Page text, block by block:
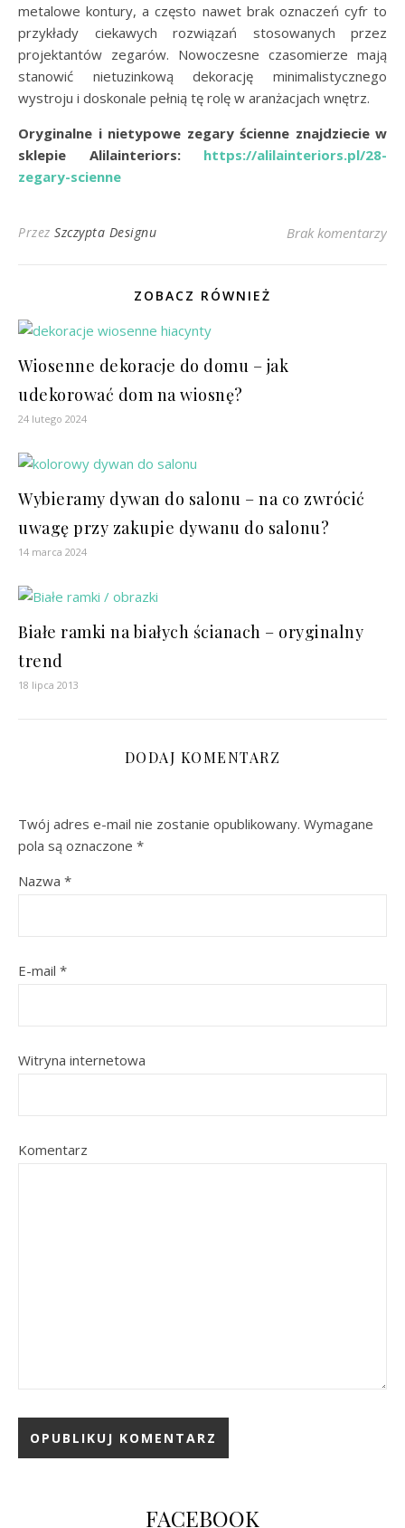
metalowe kontury, a często nawet brak oznaczeń cyfr to
przykłady ciekawych rozwiązań stosowanych przez
projektantów zegarów. Nowoczesne czasomierze mają
stanowić nietuzinkową dekorację minimalistycznego
wystroju i doskonale pełnią tę rolę w aranżacjach wnętrz.
Oryginalne i nietypowe zegary ścienne znajdziecie w
sklepie Alilainteriors: https://alilainteriors.pl/28-
zegary-scienne
Przez Szczypta Designu Brak komentarzy
ZOBACZ RÓWNIEŻ
Wiosenne dekoracje do domu – jak
udekorować dom na wiosnę?
24 lutego 2024
Wybieramy dywan do salonu – na co zwrócić
uwagę przy zakupie dywanu do salonu?
14 marca 2024
Białe ramki na białych ścianach – oryginalny
trend
18 lipca 2013
DODAJ KOMENTARZ
Twój adres e-mail nie zostanie opublikowany. Wymagane
pola są oznaczone *
Nazwa *
E-mail *
Witryna internetowa
Komentarz
FACEBOOK